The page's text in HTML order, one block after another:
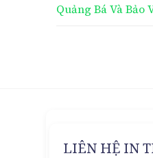
Quảng Bá Và Bảo
LIÊN HỆ IN